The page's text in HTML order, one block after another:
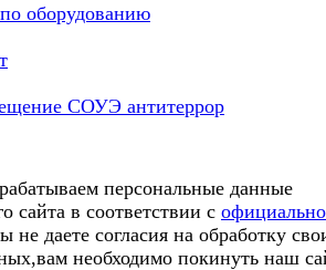
оборудованию
СОУЭ антитеррор
персональные данные
сайта в соответствии с
не даете согласия на обработку
необходимо покинуть наш